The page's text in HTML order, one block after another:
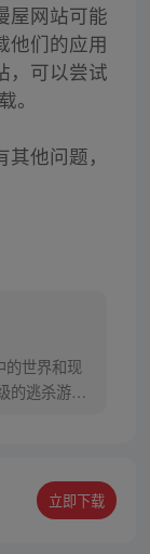
屋网站可能
他们的应用
，可以尝试
。
他问题，
的世界和现
的逃杀游戏
加入乱局。
将会有怎样
立即下载